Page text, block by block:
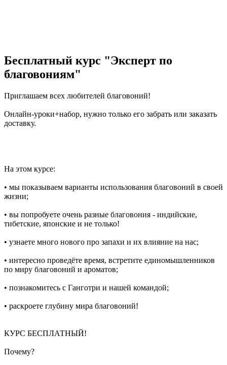
Бесплатный курс "Эксперт по
благовониям"
Приглашаем всех любителей благовоний!
Онлайн-уроки+набор, нужно только его забрать или заказать
доставку.
На этом курсе:
• мы показываем варианты использования благовоний в своей
жизни;
• вы попробуете очень разные благовония - индийские,
тибетские, японские и не только!
• узнаете много нового про запахи и их влияние на нас;
• интересно проведёте время, встретите единомышленников
по миру благовоний и ароматов;
• познакомитесь с Ганготри и нашей командой;
• раскроете глубину мира благовоний!
КУРС БЕСПЛАТНЫЙ!
Почему?